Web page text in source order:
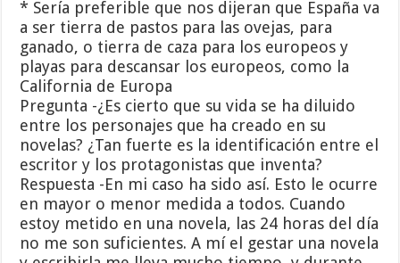
* Sería preferible que nos dijeran que España va
a ser tierra de pastos para las ovejas, para
ganado, o tierra de caza para los europeos y
playas para descansar los europeos, como la
California de Europa
Pregunta -¿Es cierto que su vida se ha diluido
entre los personajes que ha creado en su
novelas? ¿Tan fuerte es la identificación entre el
escritor y los protagonistas que inventa?
Respuesta -En mi caso ha sido así. Esto le ocurre
en mayor o menor medida a todos. Cuando
estoy metido en una novela, las 24 horas del día
no me son suficientes. A mí el gestar una novela